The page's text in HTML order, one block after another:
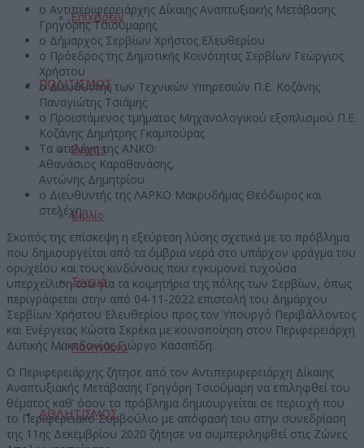
Επιχειρείν
ΠΟΛΙΤΙΣΜΟΣ
Events
Βιβλίο
Σινεμά
Πανηγύρια
ΑΘΛΗΤΙΣΜΟΣ
ο Αντιπεριφερειάρχης Δίκαιης Αναπτυξιακής Μετάβασης
Γρηγόρης Τσιούμαρης
ο Δήμαρχος Σερβίων Χρήστος Ελευθερίου
ο Πρόεδρος της Δημοτικής Κοινότητας Σερβίων Γεώργιος
Χρήστου
ο Διευθυντής των Τεχνικών Υπηρεσιών Π.Ε. Κοζάνης
Παναγιώτης Τσιάμης
ο Προϊστάμενος τμήματος Μηχανολογικού εξοπλισμού Π.Ε.
Κοζάνης Δημήτρης Γκαμπούρας
Τα στελέχη της ΑΝΚΟ:
Αθανάσιος Καραθανάσης,
Αντώνης Δημητρίου
ο Διευθυντής της ΛΑΡΚΟ Μακρυδήμας Θεόδωρος και
στελέχη.
Σκοπός της επίσκεψη η εξεύρεση λύσης σχετικά με το πρόβλημα
που δημιουργείται από τα όμβρια νερά στο υπάρχον φράγμα του
ορυχείου και τους κινδύνους που εγκυμονεί τυχούσα
υπερχείλιση του για τα κοιμητήρια της πόλης των Σερβίων, όπως
περιγράφεται στην από 04-11-2022 επιστολή του Δημάρχου
Σερβίων Χρήστου Ελευθερίου προς τον Υπουργό Περιβάλλοντος
και Ενέργειας Κώστα Σκρέκα με κοινοποίηση στον Περιφερειάρχη
Δυτικής Μακεδονίας Γιώργο Κασαπίδη.
Ο Περιφερειάρχης ζήτησε από τον Αντιπεριφερειάρχη Δίκαιης
Αναπτυξιακής Μετάβασης Γρηγόρη Τσιούμαρη να επιληφθεί του
θέματος καθ’ όσον το πρόβλημα δημιουργείται σε περιοχή που
το Περιφερειακό Συμβούλιο με απόφασή του στην συνεδρίαση
της 11ης Δεκεμβρίου 2020 ζήτησε να συμπεριληφθεί στις Ζώνες